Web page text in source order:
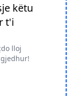
këtu
t'i
lloj